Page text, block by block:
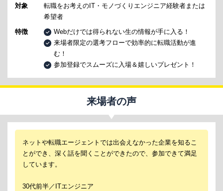
対象
転職をお考えのIT・モノづくりエンジニア経験者または
希望者
特徴
Webだけでは得られない生の情報が手に入る！
来場者限定の選考フローで効率的に転職活動が進
む！
参加登録でスムーズに入場＆嬉しいプレゼント！
来場者の声
ネットや転職エージェントでは出会えなかった企業を知るこ
とができ、深く話を聞くことができたので、参加できて満足
しています。
30代前半／ITエンジニア